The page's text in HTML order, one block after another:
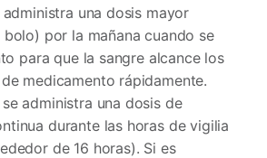
una dosis mayor
por la mañana cuando se
para que la sangre alcance los
medicamento rápidamente.
administra una dosis de
durante las horas de vigilia
de 16 horas). Si es